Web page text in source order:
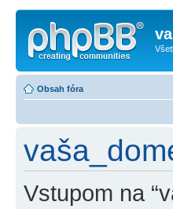
Obsah fóra
Vstupom na